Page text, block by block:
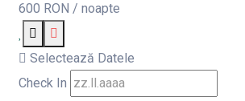
600 RON / noapte
Selectează Datele
Check In